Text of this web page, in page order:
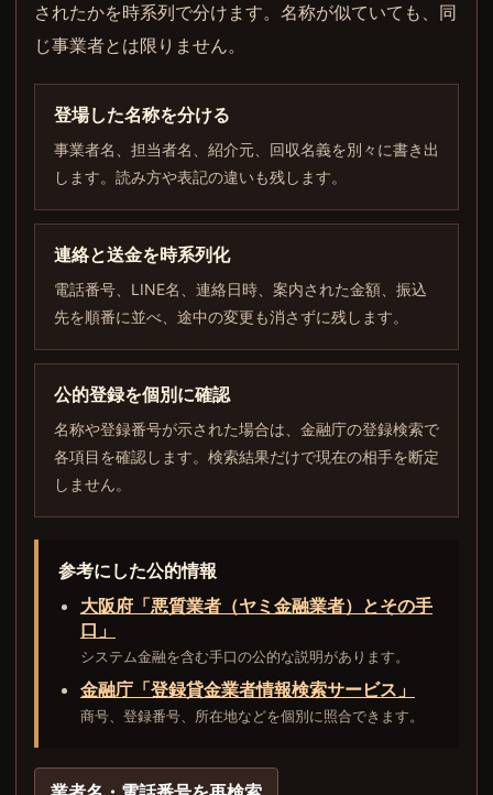
されたかを時系列で分けます。名称が似ていても、同
じ事業者とは限りません。
登場した名称を分ける
事業者名、担当者名、紹介元、回収名義を別々に書き出
します。読み方や表記の違いも残します。
連絡と送金を時系列化
電話番号、LINE名、連絡日時、案内された金額、振込
先を順番に並べ、途中の変更も消さずに残します。
公的登録を個別に確認
名称や登録番号が示された場合は、金融庁の登録検索で
各項目を確認します。検索結果だけで現在の相手を断定
しません。
参考にした公的情報
大阪府「悪質業者（ヤミ金融業者）とその手
口」
システム金融を含む手口の公的な説明があります。
金融庁「登録貸金業者情報検索サービス」
商号、登録番号、所在地などを個別に照合できます。